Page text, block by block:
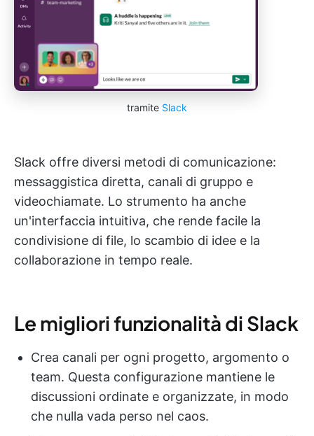
tramite Slack
Slack offre diversi metodi di comunicazione:
messaggistica diretta, canali di gruppo e
videochiamate. Lo strumento ha anche
un'interfaccia intuitiva, che rende facile la
condivisione di file, lo scambio di idee e la
collaborazione in tempo reale.
Le migliori funzionalità di Slack
Crea canali per ogni progetto, argomento o
team. Questa configurazione mantiene le
discussioni ordinate e organizzate, in modo
che nulla vada perso nel caos.